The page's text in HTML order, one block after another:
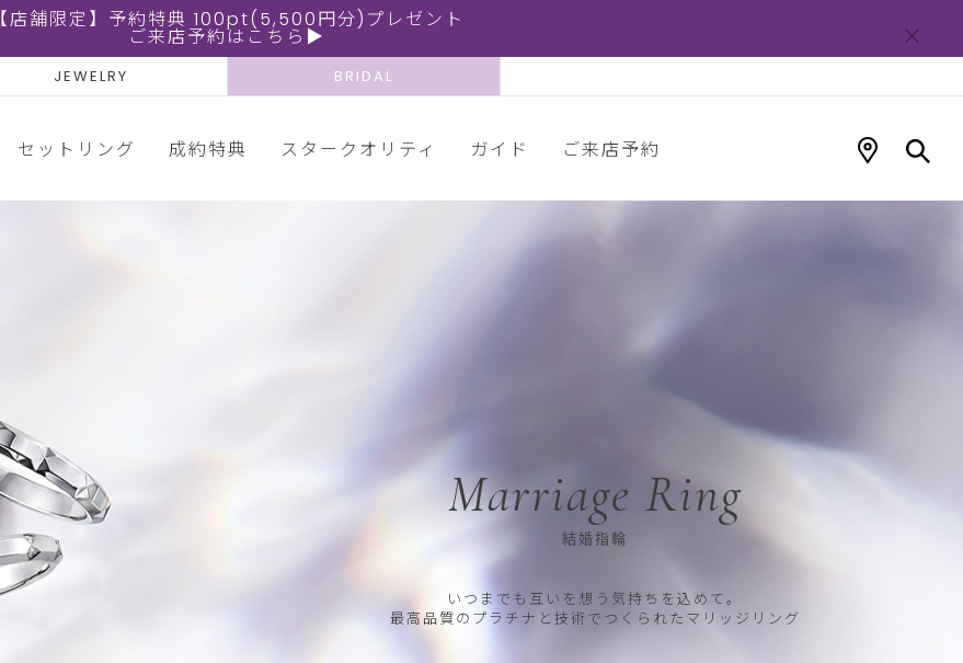
【店舗限定】予約特典 100pt(5,500円分)プレゼント
ご来店予約はこちら▶
JEWELRY BRIDAL
セットリング 成約特典 スタークオリティ ガイド ご来店予約
Marriage Ring
結婚指輪
いつまでも互いを想う気持ちを込めて。
最高品質のプラチナと技術でつくられたマリッジリング